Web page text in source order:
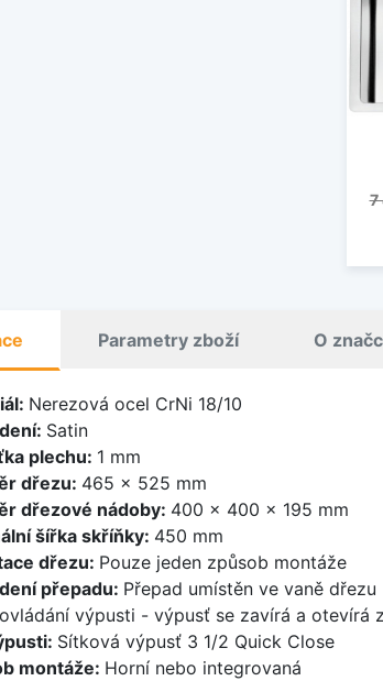
7
Parametry zboží O
Nerezová ocel CrNi 18/10
Satin
plechu: 1 mm
dřezu: 465 x 525 mm
dřezové nádoby: 400 x 400 x 195 mm
šířka skříňky: 450 mm
dřezu: Pouze jeden způsob montáže
přepadu: Přepad umístěn ve vaně dřezu
výpusti - výpusť se zavírá a otevírá
Sítková výpusť 3 1/2 Quick Close
montáže: Horní nebo integrovaná